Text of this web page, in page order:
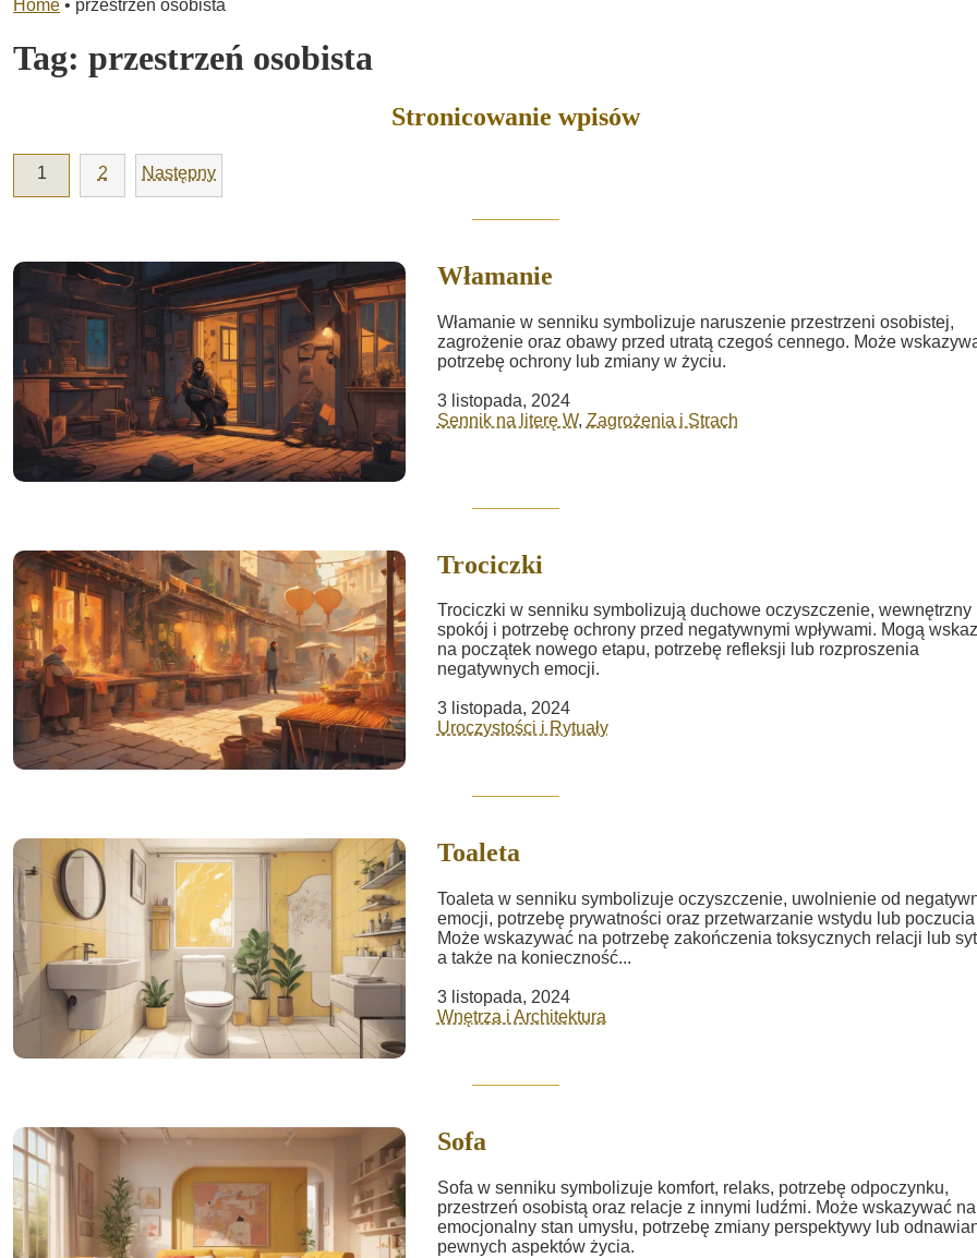
Home • przestrzeń osobista
Tag: przestrzeń osobista
Stronicowanie wpisów
1 2 Następny
Włamanie
Włamanie w senniku symbolizuje naruszenie przestrzeni osobistej,
zagrożenie oraz obawy przed utratą czegoś cennego. Może
potrzebę ochrony lub zmiany w życiu.
3 listopada, 2024
Sennik na literę W, Zagrożenia i Strach
Trociczki
Trociczki w senniku symbolizują duchowe oczyszczenie, wewnętrzny
spokój i potrzebę ochrony przed negatywnymi wpływami. Mogą
na początek nowego etapu, potrzebę refleksji lub rozproszenia
negatywnych emocji.
3 listopada, 2024
Uroczystości i Rytuały
Toaleta
Toaleta w senniku symbolizuje oczyszczenie, uwolnienie od
emocji, potrzebę prywatności oraz przetwarzanie wstydu lub
Może wskazywać na potrzebę zakończenia toksycznych relacji lub
a także na konieczność...
3 listopada, 2024
Wnętrza i Architektura
Sofa
Sofa w senniku symbolizuje komfort, relaks, potrzebę odpoczynku,
przestrzeń osobistą oraz relacje z innymi ludźmi. Może wskazywać na
emocjonalny stan umysłu, potrzebę zmiany perspektywy lub
pewnych aspektów życia.